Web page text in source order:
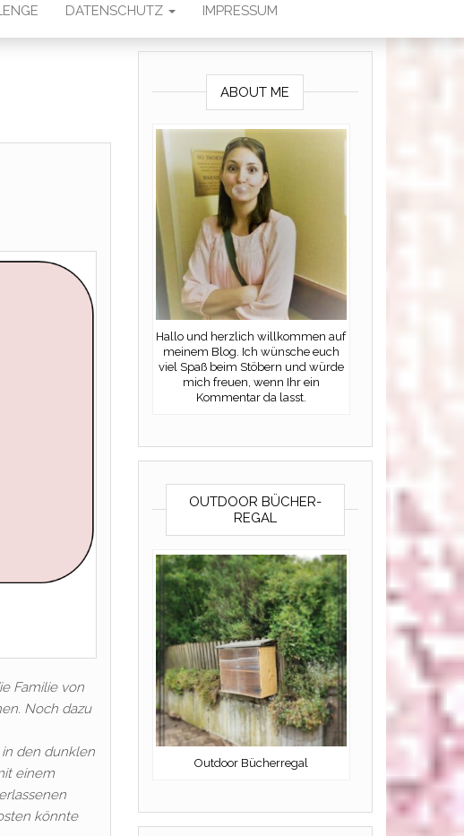
DATENSCHUTZ IMPRESSUM
Familie von
Noch dazu
den dunklen
einem
könnte
ABOUT ME
Hallo und herzlich willkommen auf
meinem Blog. Ich wünsche euch
viel Spaß beim Stöbern und würde
mich freuen, wenn Ihr ein
Kommentar da lasst.
OUTDOOR BÜCHER-
REGAL
Outdoor Bücherregal